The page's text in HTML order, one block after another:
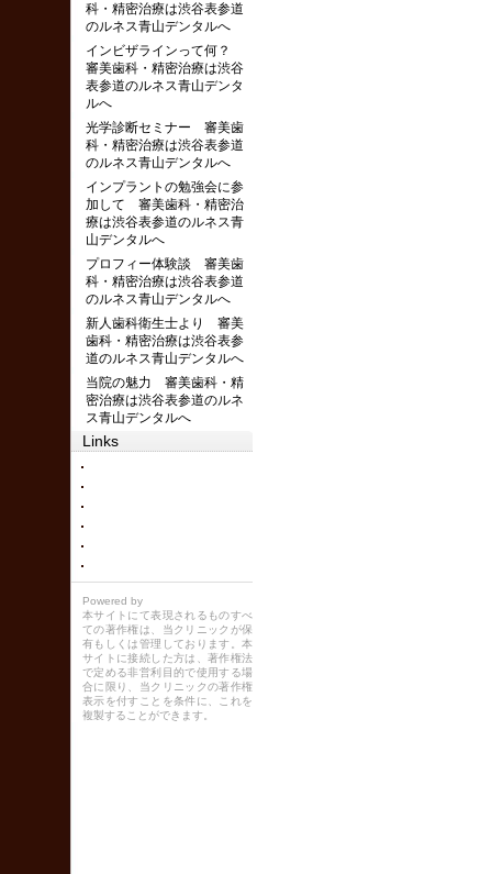
科・精密治療は渋谷表参道
のルネス青山デンタルへ
インビザラインって何？
審美歯科・精密治療は渋谷
表参道のルネス青山デンタ
ルへ
光学診断セミナー 審美歯
科・精密治療は渋谷表参道
のルネス青山デンタルへ
インプラントの勉強会に参
加して 審美歯科・精密治
療は渋谷表参道のルネス青
山デンタルへ
プロフィー体験談 審美歯
科・精密治療は渋谷表参道
のルネス青山デンタルへ
新人歯科衛生士より 審美
歯科・精密治療は渋谷表参
道のルネス青山デンタルへ
当院の魅力 審美歯科・精
密治療は渋谷表参道のルネ
ス青山デンタルへ
Links
Powered by
本サイトにて表現されるものすべ
ての著作権は、当クリニックが保
有もしくは管理しております。本
サイトに接続した方は、著作権法
で定める非営利目的で使用する場
合に限り、当クリニックの著作権
表示を付すことを条件に、これを
複製することができます。